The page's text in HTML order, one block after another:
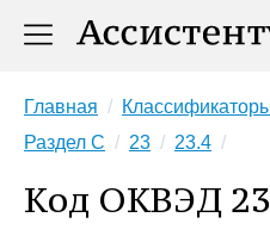
Главная
Раздел C
23 23.4
Код ОКВЭД